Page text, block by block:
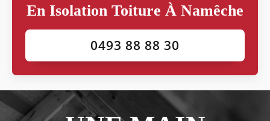
En Isolation Toiture À Namêche
0493 88 88 30